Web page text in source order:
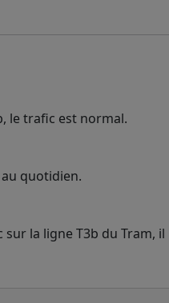
le trafic est normal.
quotidien.
la ligne T3b du Tram, il